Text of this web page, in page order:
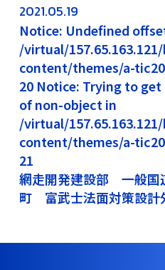
2021.05.19
Notice: Undefined
/virtual/
content/themes/a-
20 Notice: Trying to
of non-object in
/virtual/
content/themes/a-
21
網走開発建設部 一般
町 富武士法面対策設計